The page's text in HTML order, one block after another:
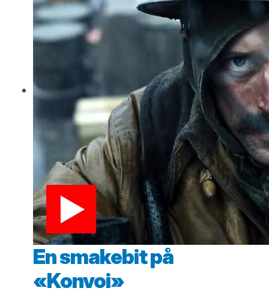
En smakebit på
«Konvoi»